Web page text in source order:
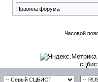
Правила форума
Часовой